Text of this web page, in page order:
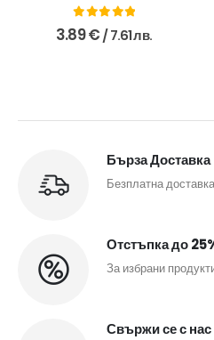
0out of 5
3.89€ / 7.61 лв.
Бърза Доставка
Безплатна
Отстъпка до
За избрани
Свържи се с нас